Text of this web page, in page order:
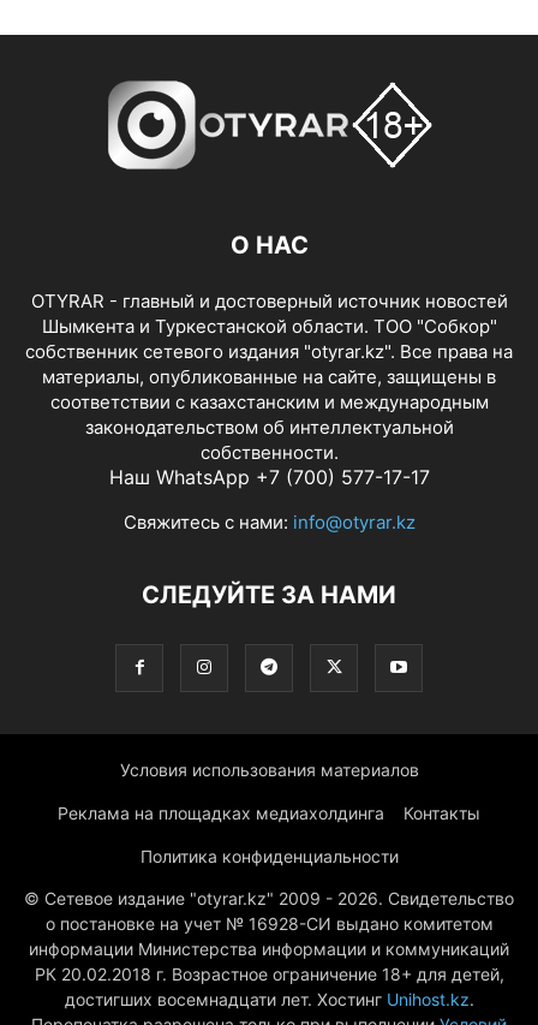
О НАС
OTYRAR - главный и достоверный источник новостей
Шымкента и Туркестанской области. ТОО "Собкор"
собственник сетевого издания "otyrar.kz". Все права на
материалы, опубликованные на сайте, защищены в
соответствии с казахстанским и международным
законодательством об интеллектуальной
собственности.
Наш WhatsApp +7 (700) 577-17-17
Свяжитесь с нами: info@otyrar.kz
СЛЕДУЙТЕ ЗА НАМИ
Условия использования материалов
Реклама на площадках медиахолдинга Контакты
Политика конфиденциальности
© Сетевое издание "otyrar.kz" 2009 - 2026. Свидетельство
о постановке на учет № 16928-СИ выдано комитетом
информации Министерства информации и коммуникаций
РК 20.02.2018 г. Возрастное ограничение 18+ для детей,
достигших восемнадцати лет. Хостинг Unihost.kz.